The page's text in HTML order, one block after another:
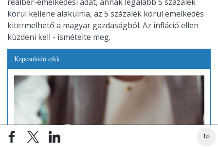
1p
körül kellene alakulnia, az 5 százalék körül emelkedés
kitermelhető a magyar gazdaságból. Az infláció ellen
küzdeni kell - ismételte meg.
Kapcsolódó cikk